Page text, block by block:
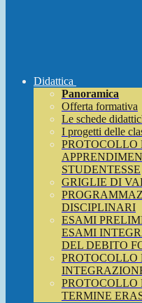
Didattica
Panoramica
Offerta formativa
Le schede
I progetti delle
STUDENTESSE
GRIGLIE DI
DISCIPLINARI
ESAMI
ESAMI
DEL DEBITO
PROTOCOLLO
TERMINE